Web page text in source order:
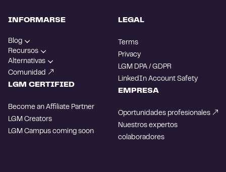
INFORMARSE
Blog
Recursos
Alternativas
Comunidad
LGM CERTIFIED
Become an Affiliate Partner
LGM Creators
LGM Campus coming soon
LEGAL
Terms
Privacy
LGM DPA / GDPR
LinkedIn Account Safety
EMPRESA
Oportunidades profesionales
Nuestros expertos
colaboradores